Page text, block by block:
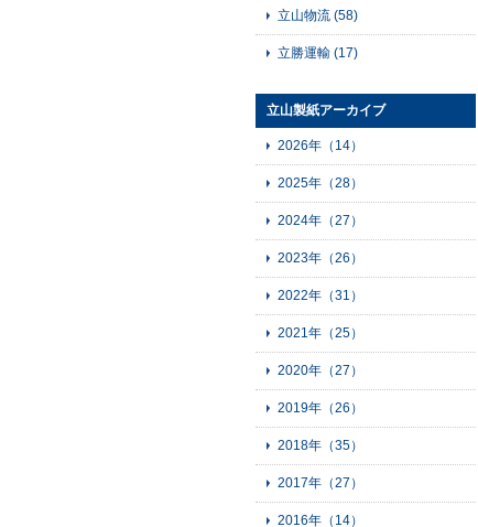
立山物流 (58)
立勝運輸 (17)
立山製紙アーカイブ
2026年（14）
2025年（28）
2024年（27）
2023年（26）
2022年（31）
2021年（25）
2020年（27）
2019年（26）
2018年（35）
2017年（27）
2016年（14）